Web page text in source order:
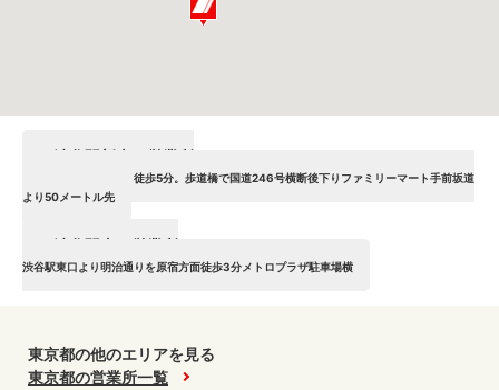
渋谷駅新南口営業所
渋谷西口モヤイ像より徒歩5分。歩道橋で国道246号横断後下りファミリーマート手前坂道
より50メートル先
渋谷駅東口営業所
渋谷駅東口より明治通りを原宿方面徒歩3分メトロプラザ駐車場横
東京都の他のエリアを見る
東京都の営業所一覧